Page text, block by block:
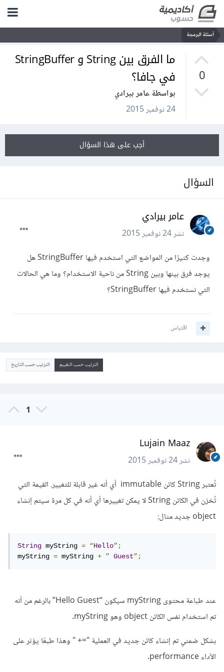
أسئلة البرمجة
0
ما الفرق بين String و StringBuffer
في جافا؟
بواسطة عامر بيرادي
24 نوفمبر 2015
أجب على هذا السؤال
السؤال
عامر بيرادي
نشر24 نوفمبر 2015
وجدت كثيرًا من المواضع التي استخدم فيها StringBuffer هل
يوجد فرق بينها وبين String من ناحية الاستخدام؟ وما هي الحالات
التي نستخدم فيها StringBuffer؟
اقتباس
الترتيب حسب التقييم الترتيب حسب التاريخ
1
Lujain Maaz
نشر24 نوفمبر 2015
تُعتبر String كائن immutable أي أنه غير قابلة للتغيير. القيمة التي
تُخزن في الكائن String لا يمكن تغييرها أي أنه في كل مرة سيتم إنشاء
object جديد مثال:
String myString = “Hello”;
myString = myString + ” Guest”;
عند طباعة محتوى myString سيكون “Hello Guest” بالرغم من أنه
تم استخدام نفس الكائن object وهو myString.
بشكل ضمني تم إنشاء كائن جديد في العملية "=+ " وهذا طبعًا يؤثر على
الأداء performance.